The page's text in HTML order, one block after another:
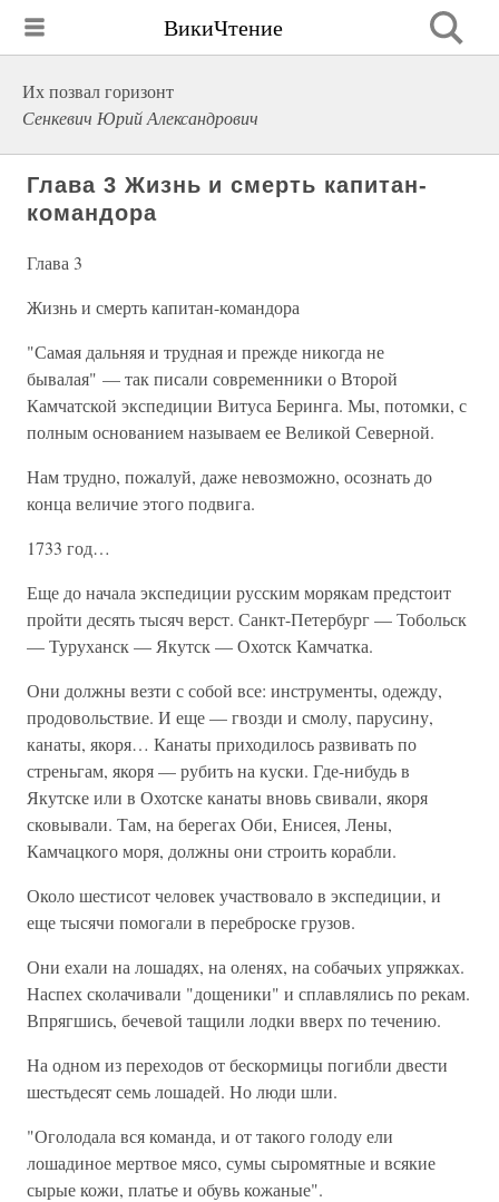
ВикиЧтение
Их позвал горизонт
Сенкевич Юрий Александрович
Глава 3 Жизнь и смерть капитан-
командора
Глава 3
Жизнь и смерть капитан-командора
"Самая дальняя и трудная и прежде никогда не
бывалая" — так писали современники о Второй
Камчатской экспедиции Витуса Беринга. Мы, потомки, с
полным основанием называем ее Великой Северной.
Нам трудно, пожалуй, даже невозможно, осознать до
конца величие этого подвига.
1733 год…
Еще до начала экспедиции русским морякам предстоит
пройти десять тысяч верст. Санкт-Петербург — Тобольск
— Туруханск — Якутск — Охотск Камчатка.
Они должны везти с собой все: инструменты, одежду,
продовольствие. И еще — гвозди и смолу, парусину,
канаты, якоря… Канаты приходилось развивать по
стреньгам, якоря — рубить на куски. Где-нибудь в
Якутске или в Охотске канаты вновь свивали, якоря
сковывали. Там, на берегах Оби, Енисея, Лены,
Камчацкого моря, должны они строить корабли.
Около шестисот человек участвовало в экспедиции, и
еще тысячи помогали в переброске грузов.
Они ехали на лошадях, на оленях, на собачьих упряжках.
Наспех сколачивали "дощеники" и сплавлялись по рекам.
Впрягшись, бечевой тащили лодки вверх по течению.
На одном из переходов от бескормицы погибли двести
шестьдесят семь лошадей. Но люди шли.
"Оголодала вся команда, и от такого голоду ели
лошадиное мертвое мясо, сумы сыромятные и всякие
сырые кожи, платье и обувь кожаные".